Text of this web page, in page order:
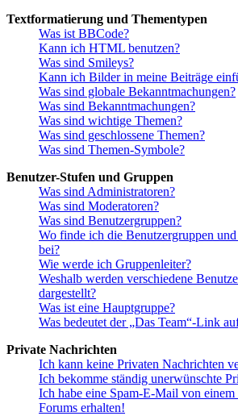
Textformatierung und Thementypen
Was ist BBCode?
Kann ich HTML benutzen?
Was sind Smileys?
Kann ich Bilder in meine Beiträge
Was sind globale Bekanntmachungen?
Was sind Bekanntmachungen?
Was sind wichtige Themen?
Was sind geschlossene Themen?
Was sind Themen-Symbole?
Benutzer-Stufen und Gruppen
Was sind Administratoren?
Was sind Moderatoren?
Was sind Benutzergruppen?
Wo finde ich die Benutzergruppen
bei?
Wie werde ich Gruppenleiter?
Weshalb werden verschiedene
dargestellt?
Was ist eine Hauptgruppe?
Was bedeutet der „Das Team“-Link
Private Nachrichten
Ich kann keine Privaten Nachrichten
Ich bekomme ständig unerwünschte
Ich habe eine Spam-E-Mail von
Forums erhalten!